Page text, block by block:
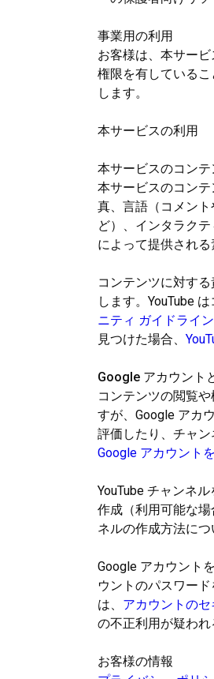
事業用の利用
お客様は、本サー
権限を有している
します。
本サービスの利用
本サービスのコンテ
本サービスのコン
真、言語（コメン
ど）、インタラク
によって提供され
コンテンツに対す
します。YouTube
ニティ ガイドライン
見つけた場合、
Google アカウント
コンテンツの閲覧
すが、Google アカ
評価したり、チャ
Google アカウント
YouTube チャンネ
作成（利用可能な
ネルの作成方法に
Google アカウント
ウントのパスワー
は、 アカウントの
の不正利用が疑わ
お客様の情報